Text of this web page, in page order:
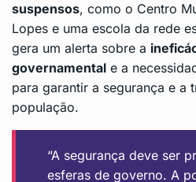
suspensos, como o Centro
Lopes e uma escola da rede
gera um alerta sobre a
governamental e a
para garantir a segurança e a
população.
“A segurança deve ser
esferas de governo. A